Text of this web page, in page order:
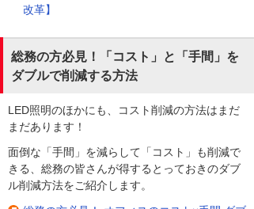
改革】
総務の方必見！「コスト」と「手間」を
ダブルで削減する方法
LED照明のほかにも、コスト削減の方法はまだ
まだあります！
面倒な「手間」を減らして「コスト」も削減で
きる、総務の皆さんが得するとっておきのダブ
ル削減方法をご紹介します。